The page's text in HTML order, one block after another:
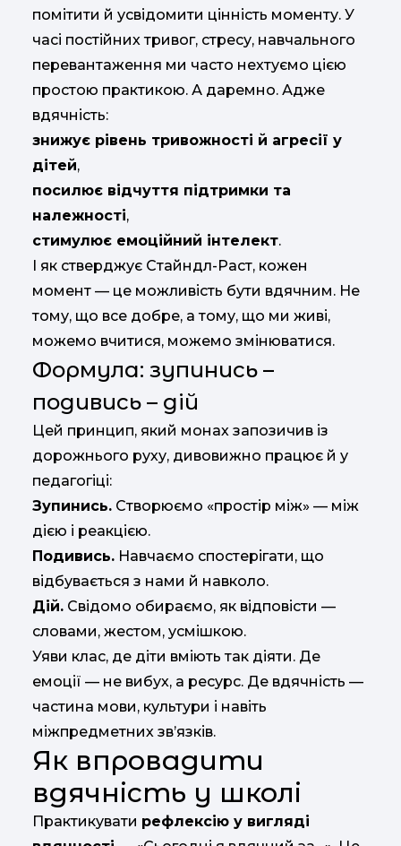
помітити й усвідомити цінність моменту. У
часі постійних тривог, стресу, навчального
перевантаження ми часто нехтуємо цією
простою практикою. А даремно. Адже
вдячність:
знижує рівень тривожності й агресії у
дітей,
посилює відчуття підтримки та
належності,
стимулює емоційний інтелект.
І як стверджує Стайндл-Раст, кожен
момент — це можливість бути вдячним. Не
тому, що все добре, а тому, що ми живі,
можемо вчитися, можемо змінюватися.
Формула: зупинись –
подивись – дій
Цей принцип, який монах запозичив із
дорожнього руху, дивовижно працює й у
педагогіці:
Зупинись. Створюємо «простір між» — між
дією і реакцією.
Подивись. Навчаємо спостерігати, що
відбувається з нами й навколо.
Дій. Свідомо обираємо, як відповісти —
словами, жестом, усмішкою.
Уяви клас, де діти вміють так діяти. Де
емоції — не вибух, а ресурс. Де вдячність —
частина мови, культури і навіть
міжпредметних зв’язків.
Як впровадити
вдячність у школі
Практикувати рефлексію у вигляді